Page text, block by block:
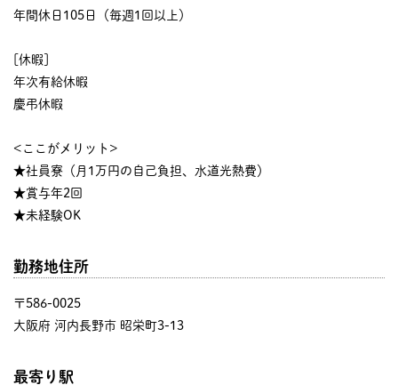
年間休日105日（毎週1回以上）
[休暇]
年次有給休暇
慶弔休暇
<ここがメリット>
★社員寮（月1万円の自己負担、水道光熱費）
★賞与年2回
★未経験OK
勤務地住所
〒586-0025
大阪府 河内長野市 昭栄町3-13
最寄り駅